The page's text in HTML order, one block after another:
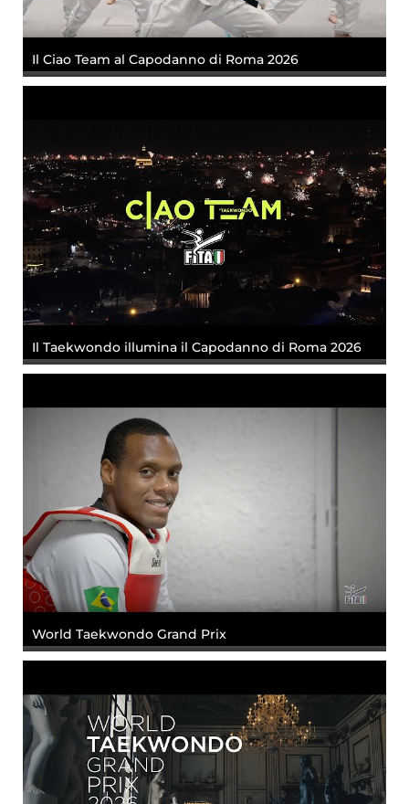
Il Ciao Team al Capodanno di Roma 2026
Il Taekwondo illumina il Capodanno di Roma 2026
World Taekwondo Grand Prix